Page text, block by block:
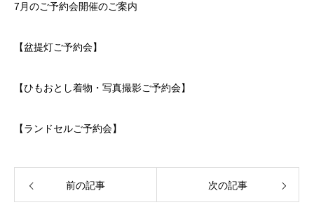
7月のご予約会開催のご案内
【盆提灯ご予約会】
【ひもおとし着物・写真撮影ご予約会】
【ランドセルご予約会】
前の記事 次の記事